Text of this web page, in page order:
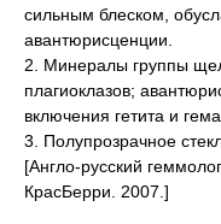
сильным блеском,
авантюрисценции.
2. Минералы группы
плагиоклазов;
включения гетита и
3. Полупрозрачное
[Англо-русский
КрасБерри. 2007.]